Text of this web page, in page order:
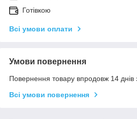
Готівкою
Всі умови оплати
Умови повернення
Повернення товару впродовж 14 днів
Всі умови повернення